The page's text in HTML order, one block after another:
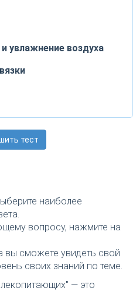
увлажнение воздуха
тест
наиболее
вопросу, нажмите на
вы сможете увидеть свой
своих знаний по теме.
— это